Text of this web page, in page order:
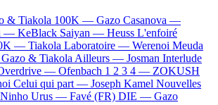
& Tiakola 100K — Gazo Casanova —
— KeBlack Saiyan — Heuss L'enfoiré
— Tiakola Laboratoire — Werenoi Meuda
Gazo & Tiakola Ailleurs — Josman Interlude
— Ofenbach 1 2 3 4 — ZOKUSH
Celui qui part — Joseph Kamel Nouvelles
Ninho Urus — Favé (FR) DIE — Gazo